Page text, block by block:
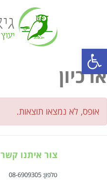
פתח סרגל נגישות
ארכיון
אופס, לא נמצאו תוצאות.
צור איתנו קשר
טלפון: 08-6909305